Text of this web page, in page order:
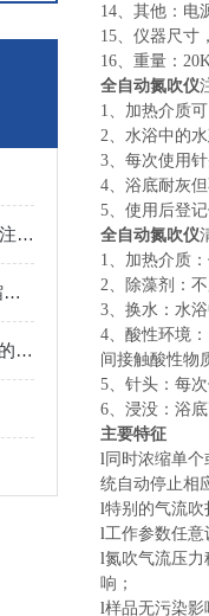
全自动氮吹仪在选购时，需要关注哪些方面？
定量浓缩氮吹仪 全自动定量浓缩仪 24位氮吹仪技术特点
YC-AUTO-12全自动平行浓缩仪的维护
14、其他：电
15、仪器尺寸
16、重量：
全自动氮吹仪
1、加热介质
2、水浴中的
3、每次使用
4、浴底耐灰
5、使用后登
全自动氮吹仪
1、加热介质
2、除藻剂：
3、换水：水
4、酸性环境
间接触酸性物
5、针头：每
6、浸没：浴
主要特征
l 同时浓缩单
统自动停止相
l特别的气流
l工作参数任
l氮吹气流压
响；
l样品无污染